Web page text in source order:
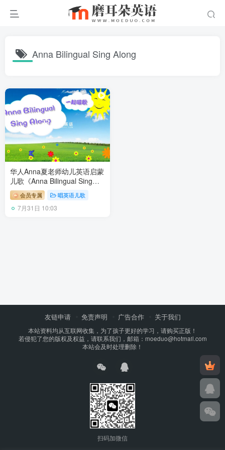
Anna Bilingual Sing Along
华人Anna夏老师幼儿英语启蒙
儿歌《Anna Bilingual Sing
Along一起唱歌》全214集，高
清视频中带英文字幕，百度网
盘下载！
会员专属 唱英语儿歌
7月31日 10:03
友链申请 免责声明 广告合作 关于我们
本站资料均从互联网收集，为了孩子更好的学习，请购买正版！
若侵犯了您的版权及权益，请联系我们，邮箱：moeduo@hotmail.com
本站会及时处理删除！
扫码加微信